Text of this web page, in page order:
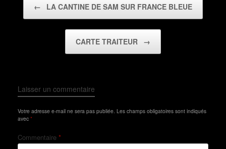
← LA CANTINE DE SAM SUR FRANCE BLEUE
CARTE TRAITEUR →
Laisser un commentaire
Votre adresse e-mail ne sera pas publiée. Les champs obligatoires sont indiqués
avec *
Commentaire *